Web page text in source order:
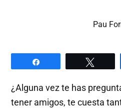
Pau
¿Alguna vez te has
tener amigos, te cuesta